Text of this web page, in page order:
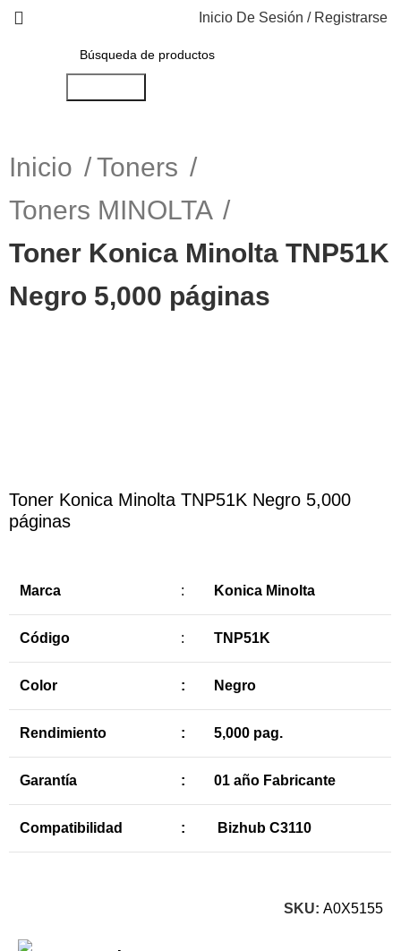
Inicio De Sesión / Registrarse
Inicio
Toners
Toners MINOLTA
Toner Konica Minolta TNP51K
Negro 5,000 páginas
Toner Konica Minolta TNP51K Negro 5,000
páginas
Marca : Konica Minolta
Código : TNP51K
Color : Negro
Rendimiento : 5,000 pag.
Garantía : 01 año Fabricante
Compatibilidad : Bizhub C3110
SKU: A0X5155